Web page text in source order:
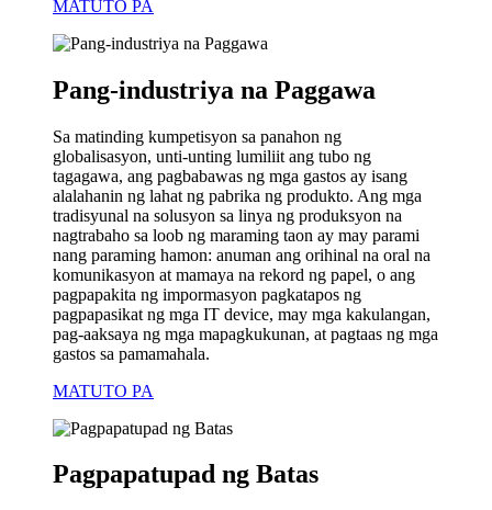
MATUTO PA
Pang-industriya na Paggawa
Sa matinding kumpetisyon sa panahon ng
globalisasyon, unti-unting lumiliit ang tubo ng
tagagawa, ang pagbabawas ng mga gastos ay isang
alalahanin ng lahat ng pabrika ng produkto. Ang mga
tradisyunal na solusyon sa linya ng produksyon na
nagtrabaho sa loob ng maraming taon ay may parami
nang paraming hamon: anuman ang orihinal na oral na
komunikasyon at mamaya na rekord ng papel, o ang
pagpapakita ng impormasyon pagkatapos ng
pagpapasikat ng mga IT device, may mga kakulangan,
pag-aaksaya ng mga mapagkukunan, at pagtaas ng mga
gastos sa pamamahala.
MATUTO PA
Pagpapatupad ng Batas